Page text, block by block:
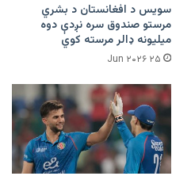
سویس د افغانستان د بشري
مرستو صندوق سره نږدې دوه
میلیونه ډالر مرسته کوي
۲۵ Jun ۲۰۲۶